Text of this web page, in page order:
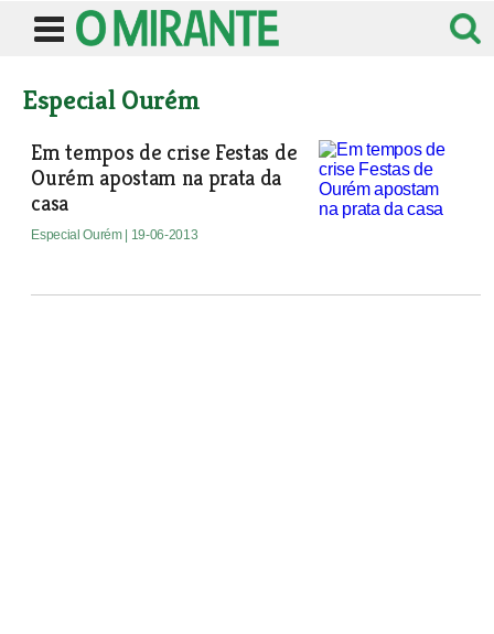
Especial Ourém
Em tempos de crise Festas de
Ourém apostam na prata da
casa
Especial Ourém | 19-06-2013